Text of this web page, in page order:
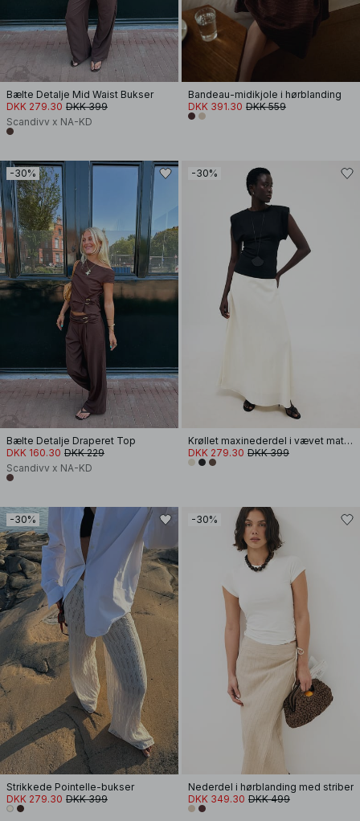
Bælte Detalje Mid Waist Bukser
DKK 279.30 DKK 399
Scandivv x NA-KD
Bandeau-midikjole i hørblanding
DKK 391.30 DKK 559
-30%
Bælte Detalje Draperet Top
DKK 160.30 DKK 229
Scandivv x NA-KD
-30%
Krøllet maxinederdel i vævet materiale
DKK 279.30 DKK 399
-30%
Strikkede Pointelle-bukser
DKK 279.30 DKK 399
-30%
Nederdel i hørblanding med striber
DKK 349.30 DKK 499